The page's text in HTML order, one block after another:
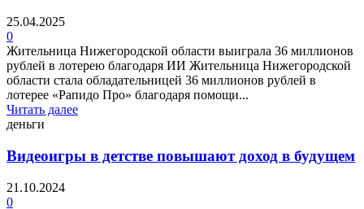
25.04.2025
0
Жительница Нижегородской области выиграла 36 миллионов
рублей в лотерею благодаря ИИ Жительница Нижегородской
области стала обладательницей 36 миллионов рублей в
лотерее «Рапидо Про» благодаря помощи...
Читать далее
деньги
Видеоигры в детстве повышают доход в будущем
21.10.2024
0